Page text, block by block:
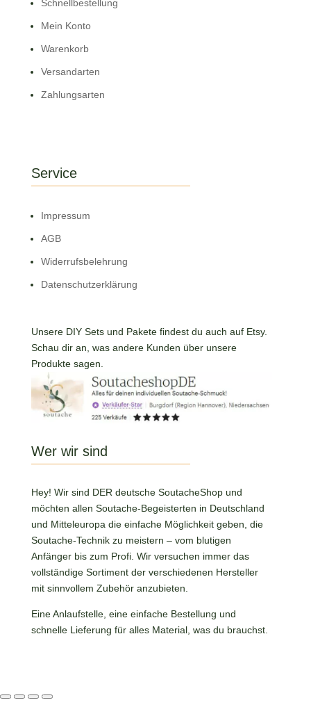
Schnell­bestellung
Mein Konto
Warenkorb
Versandarten
Zahlungsarten
Service
Impressum
AGB
Widerrufsbelehrung
Datenschutzerklärung
Unsere DIY Sets und Pakete findest du auch auf Etsy.
Schau dir an, was andere Kunden über unsere
Produkte sagen.
Wer wir sind
Hey! Wir sind DER deutsche SoutacheShop und
möchten allen Soutache-Begeisterten in Deutschland
und Mitteleuropa die einfache Möglichkeit geben, die
Soutache-Technik zu meistern – vom blutigen
Anfänger bis zum Profi. Wir versuchen immer das
vollständige Sortiment der verschiedenen Hersteller
mit sinnvollem Zubehör anzubieten.
Eine Anlaufstelle, eine einfache Bestellung und
schnelle Lieferung für alles Material, was du brauchst.